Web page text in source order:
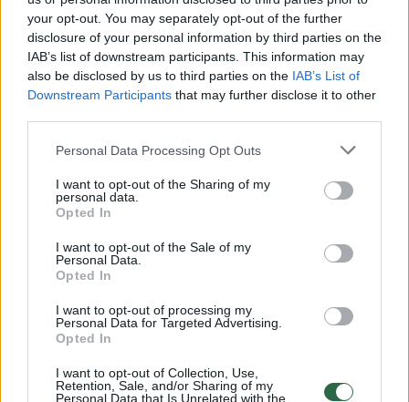
your opt-out. You may separately opt-out of the further
disclosure of your personal information by third parties on the
IAB’s list of downstream participants. This information may
also be disclosed by us to third parties on the IAB’s List of
Downstream Participants that may further disclose it to other
Personal Data Processing Opt Outs
I want to opt-out of the Sharing of my
personal data.
Opted In
I want to opt-out of the Sale of my
Personal Data.
Opted In
I want to opt-out of processing my
Personal Data for Targeted Advertising.
Opted In
I want to opt-out of Collection, Use,
Retention, Sale, and/or Sharing of my
Personal Data that Is Unrelated with the
Žiūrimiausi įrašai
00:00:30
Vaizdai iš tragiškos avarijos Vilniaus r.: dviejų moterų ir
Žinios | Lietuvos diena
Savaitės vidurys nusimato karštas: temperatūra kils iki
32 laipsnių šilumos
Žinios | Orai
V. Zalužno pasisakymą laiko bandymu įsitvirtinti
Laidos | Nauja diena